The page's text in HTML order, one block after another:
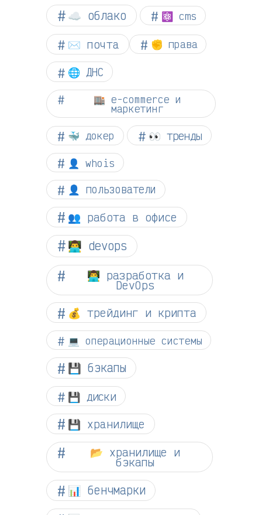
☁︎ облако ⚛ cms
✉️ почта ✊ права
🌐 ДНС
🏬 e-commerce и
маркетинг
🐳 докер 👀 тренды
👤 whois
👤 пользователи
👥 работа в офисе
👨‍💻 devops
👨‍💻 разработка и
DevOps
💰 трейдинг и крипта
💻 операционные системы
💾 бэкапы
💾 диски
💾 хранилище
📂 хранилище и
бэкапы
📊 бенчмарки